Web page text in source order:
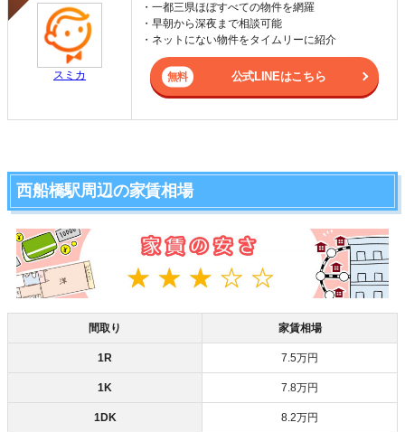
スミカ
・一都三県ほぼすべての物件を網羅
・早朝から深夜まで相談可能
・ネットにない物件をタイムリーに紹介
公式LINEはこちら
西船橋駅周辺の家賃相場
間取り 家賃相場
1R 7.5万円
1K 7.8万円
1DK 8.2万円